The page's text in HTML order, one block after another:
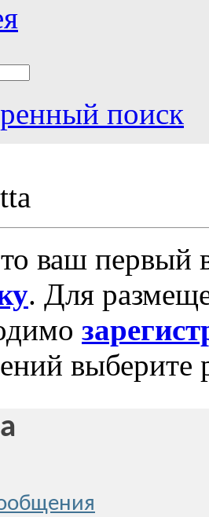
поиск
ваш первый
. Для
выберите